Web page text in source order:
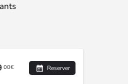
00€ Reserver